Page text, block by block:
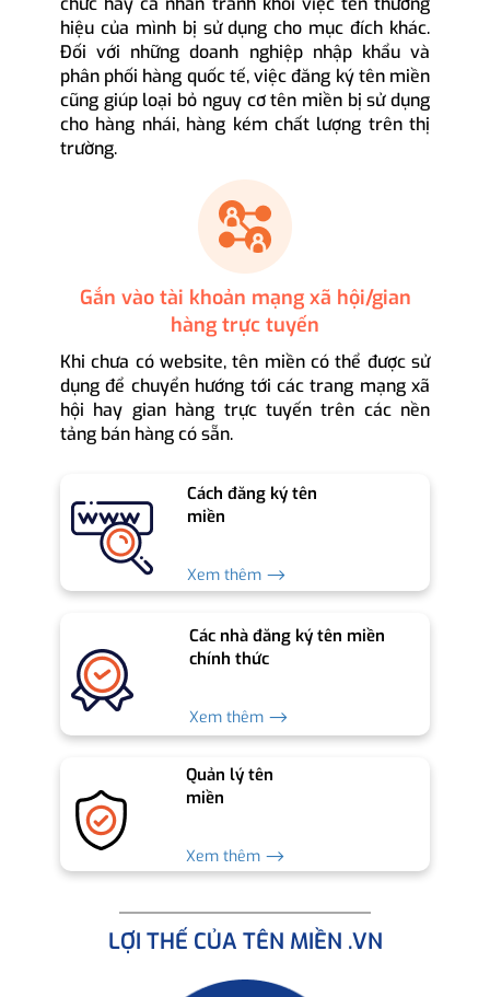
hiệu của mình bị sử dụng cho mục đích khác.
Đối với những doanh nghiệp nhập khẩu và
phân phối hàng quốc tế, việc đăng ký tên miền
cũng giúp loại bỏ nguy cơ tên miền bị sử dụng
cho hàng nhái, hàng kém chất lượng trên thị
trường.
Gắn vào tài khoản mạng xã hội/gian
hàng trực tuyến
Khi chưa có website, tên miền có thể được sử
dụng để chuyển hướng tới các trang mạng xã
hội hay gian hàng trực tuyến trên các nền
tảng bán hàng có sẵn.
Cách đăng ký tên
miền
Xem thêm ⟶
Các nhà đăng ký tên miền
chính thức
Xem thêm ⟶
Quản lý tên
miền
Xem thêm ⟶
LỢI THẾ CỦA TÊN MIỀN .VN